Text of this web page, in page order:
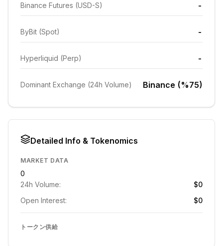
Binance Futures (USD-S) -
ByBit (Spot) -
Hyperliquid (Perp) -
Dominant Exchange (24h Volume) Binance (%75)
Detailed Info & Tokenomics
MARKET DATA
0
24h Volume:
$0
Open Interest:
$0
トークン供給